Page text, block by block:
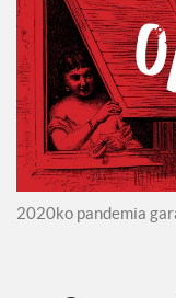
2020ko pandemia